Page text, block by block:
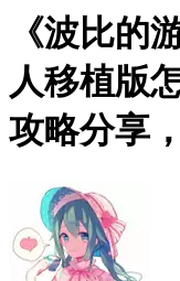
《波比的
人移植版
攻略分享